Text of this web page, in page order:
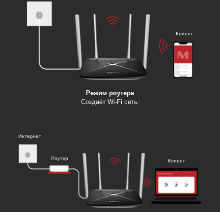
Клиент
Режим роутера
Создаёт Wi‑Fi сеть.
Интернет
Роутер Клиент